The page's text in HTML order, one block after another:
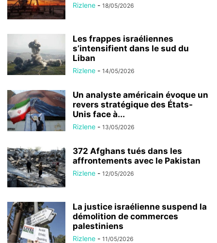
Rizlene - 18/05/2026
Les frappes israéliennes
s’intensifient dans le sud du
Liban
Rizlene - 14/05/2026
Un analyste américain évoque un
revers stratégique des États-
Unis face à...
Rizlene - 13/05/2026
372 Afghans tués dans les
affrontements avec le Pakistan
Rizlene - 12/05/2026
La justice israélienne suspend la
démolition de commerces
palestiniens
Rizlene - 11/05/2026